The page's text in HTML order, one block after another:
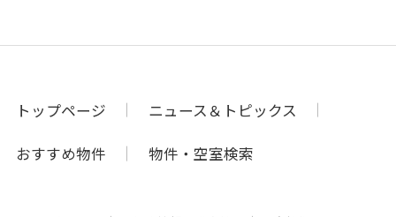
トップページ ニュース＆トピックス
おすすめ物件 物件・空室検索